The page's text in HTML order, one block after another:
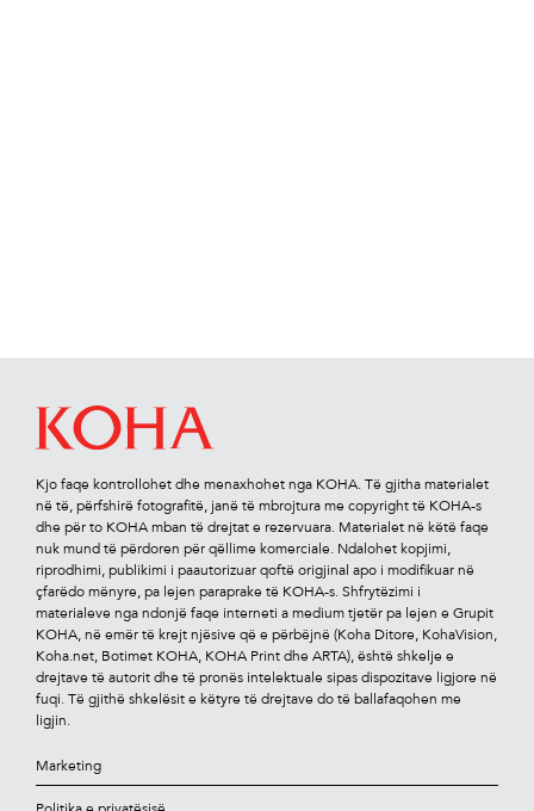
Kjo faqe kontrollohet dhe menaxhohet nga KOHA. Të gjitha materialet
në të, përfshirë fotograﬁtë, janë të mbrojtura me copyright të KOHA-s
dhe për to KOHA mban të drejtat e rezervuara. Materialet në këtë faqe
nuk mund të përdoren për qëllime komerciale. Ndalohet kopjimi,
riprodhimi, publikimi i paautorizuar qoftë origjinal apo i modiﬁkuar në
çfarëdo mënyre, pa lejen paraprake të KOHA-s. Shfrytëzimi i
materialeve nga ndonjë faqe interneti a medium tjetër pa lejen e Grupit
KOHA, në emër të krejt njësive që e përbëjnë (Koha Ditore, KohaVision,
Koha.net, Botimet KOHA, KOHA Print dhe ARTA), është shkelje e
drejtave të autorit dhe të pronës intelektuale sipas dispozitave ligjore në
fuqi. Të gjithë shkelësit e këtyre të drejtave do të ballafaqohen me
ligjin.
Marketing